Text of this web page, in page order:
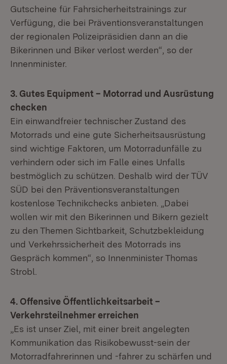
Gutscheine für Fahrsicherheitstrainings zur
Verfügung, die bei Präventionsveranstaltungen
der regionalen Polizeipräsidien dann an die
Bikerinnen und Biker verlost werden“, so der
Innenminister.
3. Gutes Equipment – Motorrad und Ausrüstung
checken
Ein einwandfreier technischer Zustand des
Motorrads und eine gute Sicherheitsausrüstung
sind wichtige Faktoren, um Motorradunfälle zu
verhindern oder sich im Falle eines Unfalls
bestmöglich zu schützen. Deshalb wird der TÜV
SÜD bei den Präventionsveranstaltungen
kostenlose Technikchecks anbieten. „Dabei
wollen wir mit den Bikerinnen und Bikern gezielt
zu den Themen Sichtbarkeit, Schutzbekleidung
und Verkehrssicherheit des Motorrads ins
Gespräch kommen“, so Innenminister Thomas
Strobl.
4. Offensive Öffentlichkeitsarbeit –
Verkehrsteilnehmer erreichen
„Es ist unser Ziel, mit einer breit angelegten
Kommunikation das Risikobewusst-sein der
Motorradfahrerinnen und -fahrer zu schärfen und